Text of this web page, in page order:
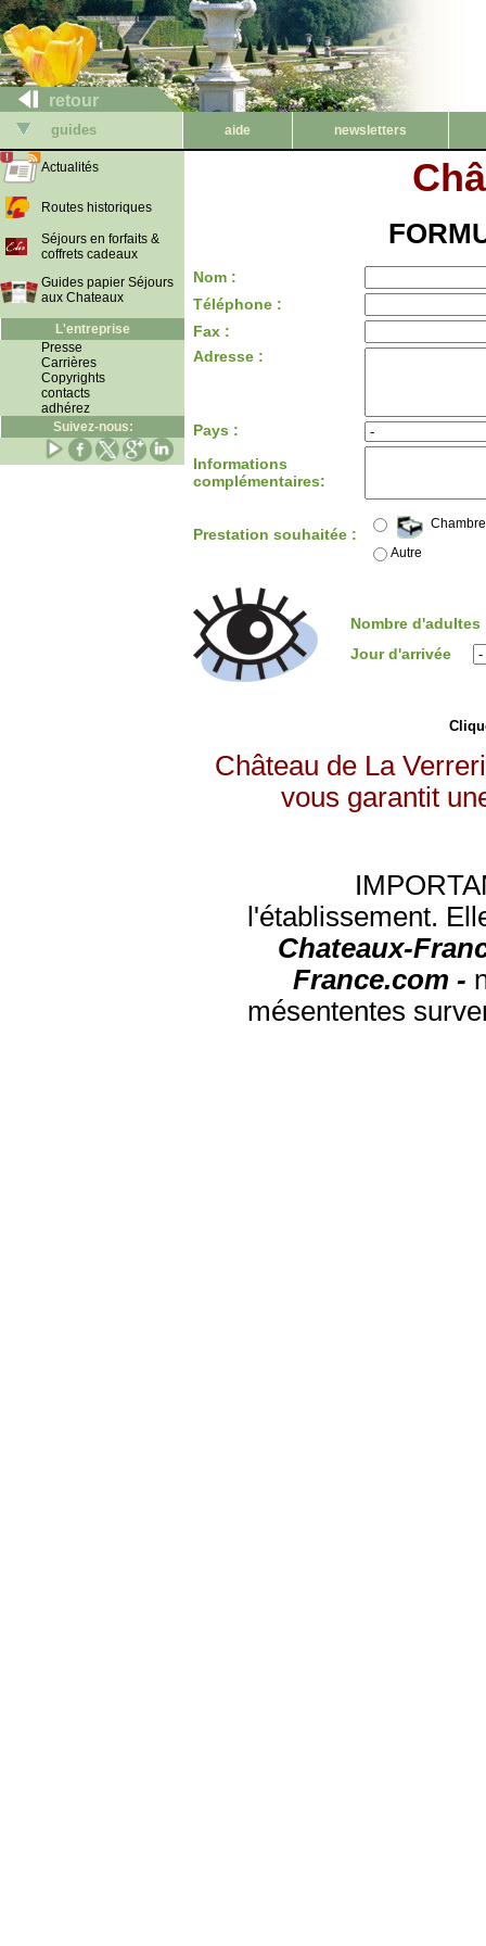
retour
guides aide newsletters
Actualités
Routes historiques
Séjours en forfaits &
coffrets cadeaux
Guides papier Séjours
aux Chateaux
L'entreprise
Presse
Carrières
Copyrights
contacts
adhérez
Suivez-nous:
Nom :
Téléphone :
Fax :
Adresse :
Pays :
Informations
complémentaires:
Prestation souhaitée :
Autre
Nombre
Jour d'arrivée
Château de La
vous garantit
l'établissement.
Chateaux-
France.com -
mésententes